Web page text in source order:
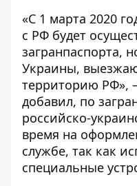
«С 1 марта 2020
с РФ будет
загранпаспорта,
Украины,
территорию РФ»,
добавил, по
российско-
время на
службе, так как
специальные